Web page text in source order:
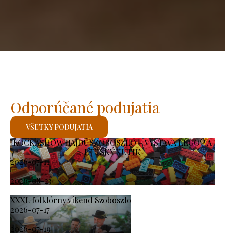
KOCKASHOW HAJDÚSZOBOSZLÓ – VÝSTAVA LEGO® A
DETSKÝ KÚTIK
2026-07-11
-
2026-08-23
XXXI. folklórny víkend Szoboszlo
2026-07-17
-
2026-07-19
Odporúčané podujatia
VŠETKY PODUJATIA